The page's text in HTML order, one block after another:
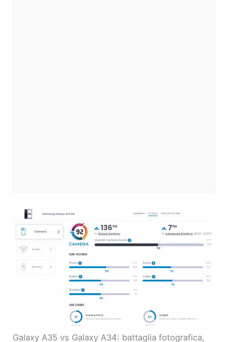
Galaxy A35 vs Galaxy A34: battaglia fotografica,